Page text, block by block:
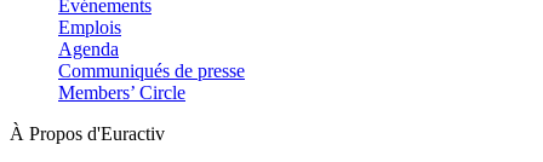
Evénements
Emplois
Agenda
Communiqués de presse
Members’ Circle
À Propos d'Euractiv